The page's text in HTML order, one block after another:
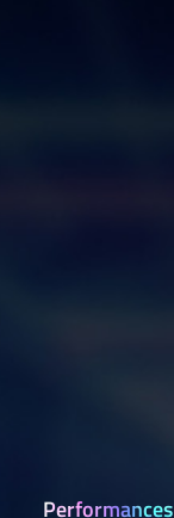
Performances